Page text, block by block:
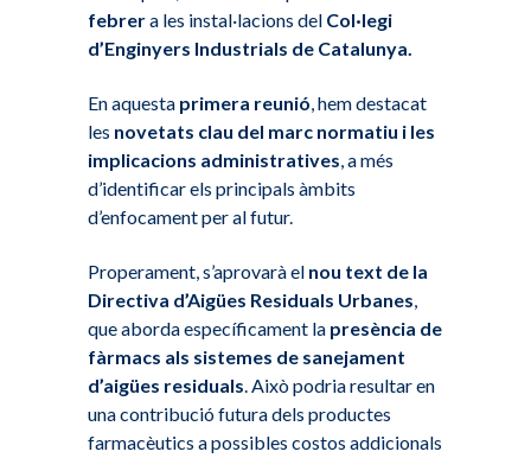
febrera les instal·lacions del Col·legi
d’Enginyers Industrials de Catalunya.
En aquesta primera reunió, hem destacat
les novetats clau del marc normatiu i les
implicacions administratives, a més
d’identificar els principals àmbits
d’enfocament per al futur.
Properament, s’aprovarà el nou text de la
Directiva d’Aigües Residuals Urbanes,
que aborda específicament la presència de
fàrmacs als sistemes de sanejament
d’aigües residuals. Això podria resultar en
una contribució futura dels productes
farmacèutics a possibles costos addicionals